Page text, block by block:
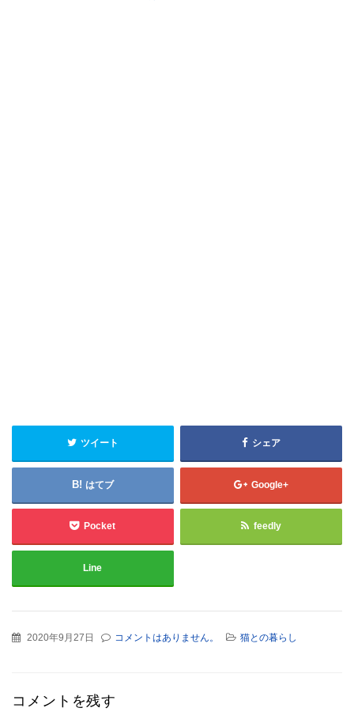
ツイート シェア
はてブ Google+
Pocket feedly
Line
2020年9月27日 コメントはありません。 猫との暮らし
コメントを残す